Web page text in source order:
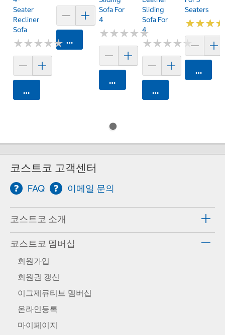
Seater
Recliner
Sofa
★★★★★
★★★★★
카트에 담기
카트에 담기
Sofa For
4
★★★★★
★★★★★
카트에 담기
Sliding
Sofa For
4
★★★★★
★★★★★
카트에 담기
Seaters
★★★
★★★
카트에
코스트코 고객센터
FAQ 이메일 문의
코스트코 소개
코스트코 멤버십
회원가입
회원권 갱신
이그제큐티브 멤버십
온라인등록
마이페이지